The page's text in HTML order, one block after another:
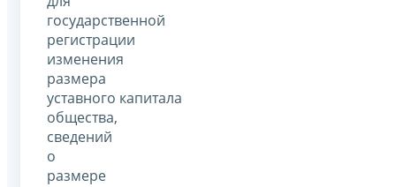
государственной
регистрации
изменения
размера
уставного капитала
общества,
сведений
о
размере